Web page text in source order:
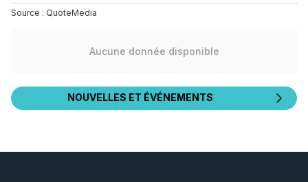
Source : QuoteMedia
Aucune donnée disponible
NOUVELLES ET ÉVÉNEMENTS